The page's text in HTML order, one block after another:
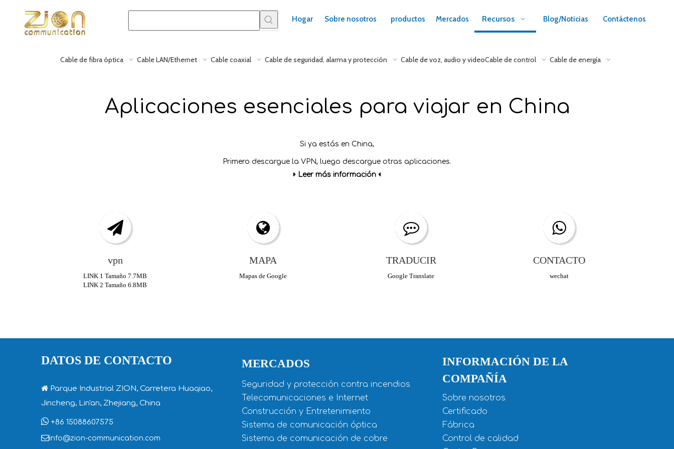
Hogar Sobre nosotros productos Mercados Recursos Blog/Noticias Contáctenos
Cable de fibra óptica Cable LAN/Ethernet Cable coaxial Cable de seguridad, alarma y protección Cable de voz, audio y videoCable de control Cable de energía
Aplicaciones esenciales para viajar en China
Si ya estás en China,
Primero descargue la VPN, luego descargue otras aplicaciones.
 Leer más información 
vpn
LINK 1 Tamaño 7.7MB
LINK 2 Tamaño 6.8MB
MAPA
Mapas de Google
TRADUCIR
Google Translate
CONTACTO
wechat
DATOS DE CONTACTO
 Parque Industrial ZION, Carretera Huaqiao,
Jincheng, Lin'an, Zhejiang, China
 +86 15088607575
info@zion-communication.com
MERCADOS
Seguridad y protección contra incendios
Telecomunicaciones e Internet
Construcción y Entretenimiento
Sistema de comunicación óptica
Sistema de comunicación de cobre
INFORMACIÓN DE LA
COMPAÑÍA
Sobre nosotros
Certificado
Fábrica
Control de calidad